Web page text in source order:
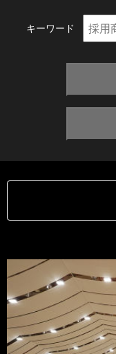
キーワード